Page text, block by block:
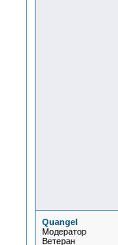
Quangel
Модератор
Ветеран